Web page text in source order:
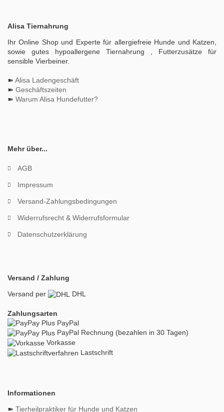
Alisa Tiernahrung
Ihr Online Shop und Experte für allergiefreie Hunde und Katzen,
sowie gutes hypoallergene Tiernahrung , Futterzusätze für
sensible Vierbeiner.
➽ Alisa Ladengeschäft
➽ Geschäftszeiten
➽ Warum Alisa Hundefutter?
Mehr über...
AGB
Impressum
Versand-Zahlungsbedingungen
Widerrufsrecht & Widerrufsformular
Datenschutzerklärung
Versand / Zahlung
Versand per
DHL
Zahlungsarten
PayPal
PayPal Rechnung (bezahlen in 30 Tagen)
Vorkasse
Lastschrift
Informationen
➽ Tierheilpraktiker für Hunde und Katzen